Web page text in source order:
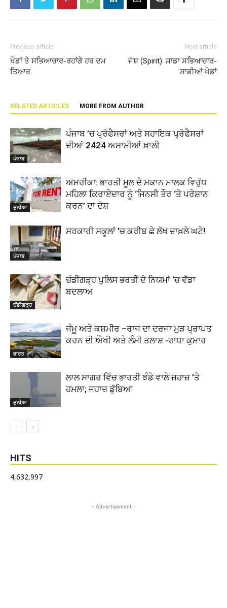
Previous article
ਖੇਡਾਂ ਤੇ ਸਭਿਆਚਾਰ-ਰਹਾਂਗੇ ਹਰ ਦਮ
ਤਿਆਰ
Next article
ਜੋਸ਼ (Spirit): ਸਾਡਾ ਸਭਿਆਚਾਰ-
ਸਾਡੀਆਂ ਖੇਡਾਂ
RELATED ARTICLES MORE FROM AUTHOR
ਪੰਜਾਬ
ਪੰਜਾਬ ’ਚ ਪ੍ਰੋਫੈਸਰਾਂ ਅਤੇ ਸਹਾਇਕ ਪ੍ਰੋਫੈਸਰਾਂ
ਦੀਆਂ 2424 ਅਸਾਮੀਆਂ ਖ਼ਾਲੀ
ਦੁਨੀਆ
ਅਮਰੀਕਾ: ਭਾਰਤੀ ਮੂਲ ਦੇ ਮਕਾਨ ਮਾਲਕ ਵਿਰੁੱਧ
ਮਹਿਲਾ ਕਿਰਾਏਦਾਰ ਨੂੰ ‘ਜਿਨਸੀ ਤੌਰ ‘ਤੇ ਪਰੇਸ਼ਾਨ
ਕਰਨ’ ਦਾ ਦੋਸ਼
ਪੰਜਾਬ
ਸਰਕਾਰੀ ਸਕੂਲਾਂ ’ਚ ਕਰੀਬ ਛੇ ਲੱਖ ਦਾਖ਼ਲੇ ਘਟੇ!
ਚੰਡੀਗੜ੍ਹ
ਚੰਡੀਗੜ੍ਹ ਪੁਲਿਸ ਭਰਤੀ ਦੇ ਨਿਯਮਾਂ ‘ਚ ਵੱਡਾ
ਬਦਲਾਅ
ਭਾਰਤ
ਜੰਮੂ ਅਤੇ ਕਸ਼ਮੀਰ –ਰਾਜ ਦਾ ਦਰਜਾ ਮੁੜ ਪ੍ਰਾਪਤ
ਕਰਨ ਦੀ ਔਖੀ ਅਤੇ ਲੰਮੀ ਤਲਾਸ਼ -ਰਾਧਾ ਕੁਮਾਰ
ਦੁਨੀਆ
ਲਾਲ ਸਾਗਰ ਵਿੱਚ ਭਾਰਤੀ ਝੰਡੇ ਵਾਲੇ ਜਹਾਜ਼ ’ਤੇ
ਹਮਲਾ; ਜਹਾਜ਼ ਡੁੱਬਿਆ
HITS
4,632,997
- Advertisement -